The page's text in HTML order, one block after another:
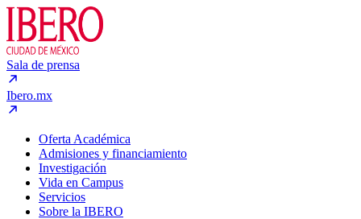
Sala de prensa
Ibero.mx
Oferta Académica
Admisiones y financiamiento
Investigación
Vida en Campus
Servicios
Sobre la IBERO